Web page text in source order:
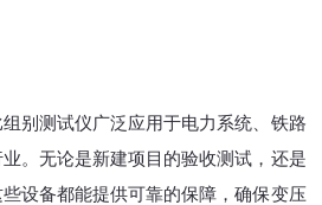
别测试仪广泛应用于电力系统、铁路
。无论是新建项目的验收测试，还是
设备都能提供可靠的保障，确保变压